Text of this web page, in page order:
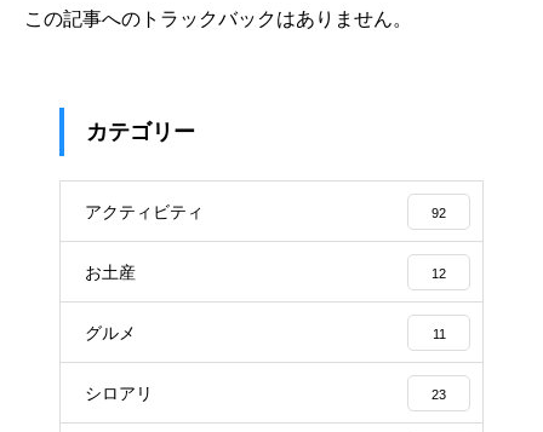
この記事へのトラックバックはありません。
カテゴリー
アクティビティ 92
お土産 12
グルメ 11
シロアリ 23